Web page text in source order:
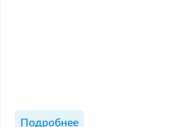
Подробнее